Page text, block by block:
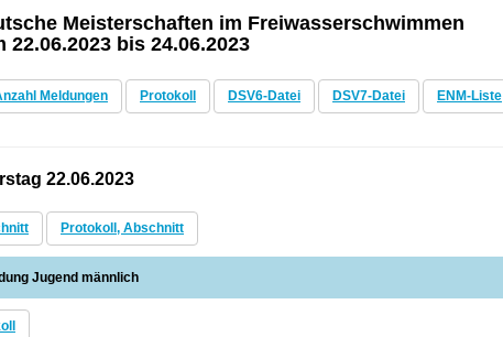
Meisterschaften im Freiwasserschwimmen
bis 24.06.2023
Meldungen Protokoll DSV6-Datei DSV7-Datei ENM-Liste
22.06.2023
Protokoll, Abschnitt
Jugend männlich